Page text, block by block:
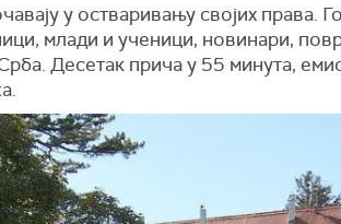
у остваривању својих права.
млади и ученици, новинари,
Десетак прича у 55 минута,